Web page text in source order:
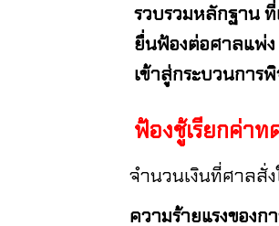
รวบรวมหลักฐาน
ยื่นฟ้องต่อศาลแพ่ง
เข้าสู่กระบวนการพิ
ฟ้องชู้เรียกค่าท
จำนวนเงินที่ศาลสั่งใ
ความร้ายแรงของกา